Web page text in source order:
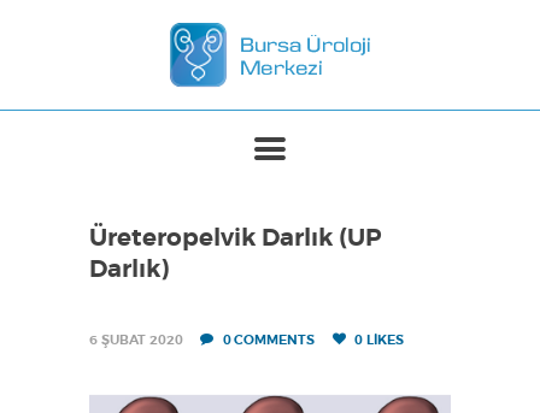
ANASAYFA
BASINDA BIZ
Üreteropelvik Darlık (UP
Darlık)
6 ŞUBAT 2020 0COMMENTS 0 LIKES